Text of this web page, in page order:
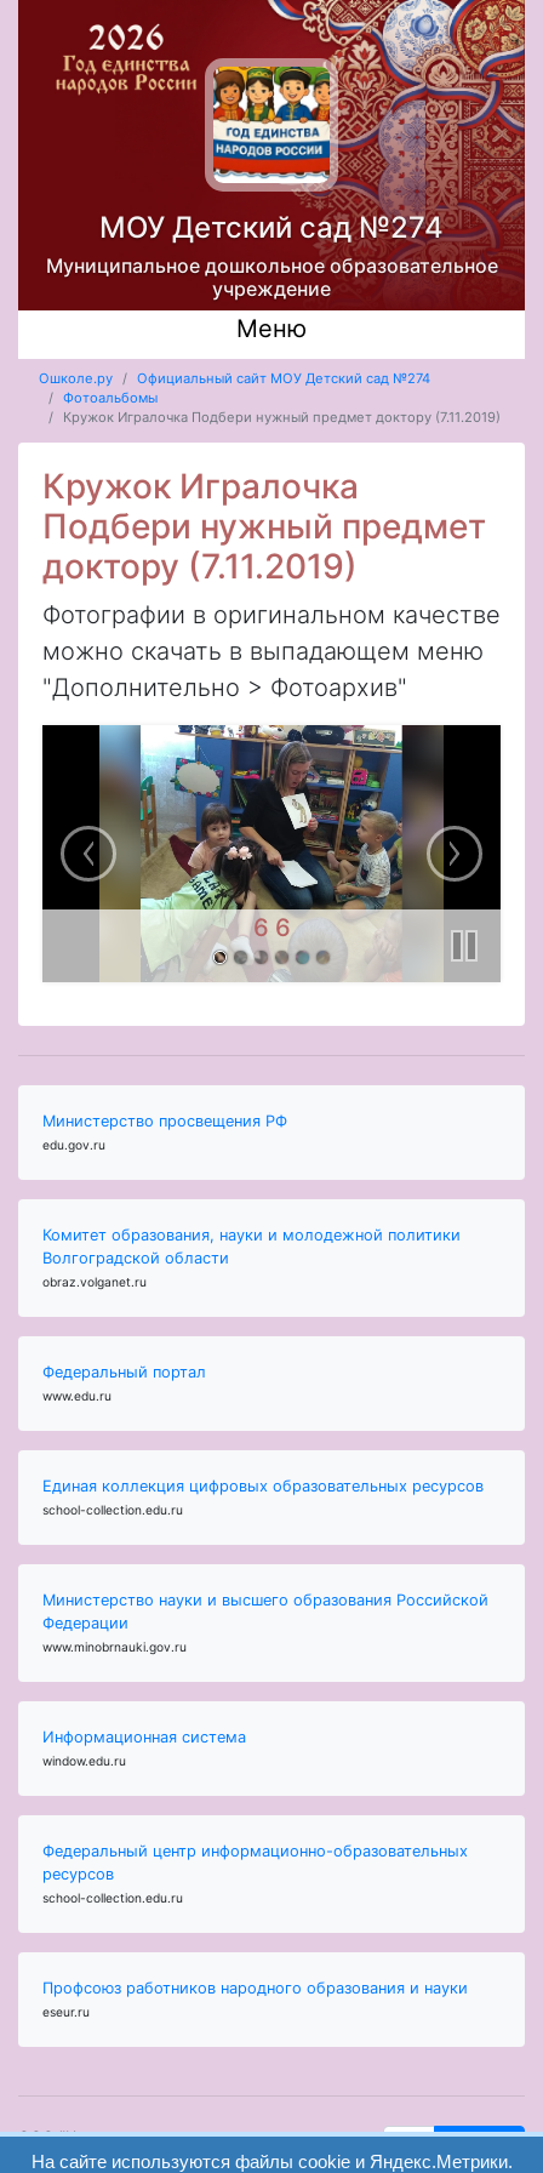
МОУ Детский сад №274
Муниципальное дошкольное образовательное
учреждение
Меню
Ошколе.ру
Официальный сайт МОУ Детский сад №274
Фотоальбомы
Кружок Игралочка Подбери нужный предмет доктору (7.11.2019)
Кружок Игралочка
Подбери нужный предмет
доктору (7.11.2019)
Фотографии в оригинальном качестве
можно скачать в выпадающем меню
"Дополнительно > Фотоархив"
6 6
Министерство просвещения РФ
edu.gov.ru
Комитет образования, науки и молодежной политики
Волгоградской области
obraz.volganet.ru
Федеральный портал
www.edu.ru
Единая коллекция цифровых образовательных ресурсов
school-collection.edu.ru
Министерство науки и высшего образования Российской
Федерации
www.minobrnauki.gov.ru
Информационная система
window.edu.ru
Федеральный центр информационно-образовательных
ресурсов
school-collection.edu.ru
Профсоюз работников народного образования и науки
eseur.ru
ООО "Центр
образования и
Найти
На сайте используются файлы cookie и Яндекс.Метрики.